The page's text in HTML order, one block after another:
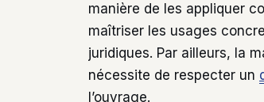
manière de les appliquer
maîtriser les usages
juridiques. Par ailleurs, la
nécessite de respecter un
l’ouvrage.